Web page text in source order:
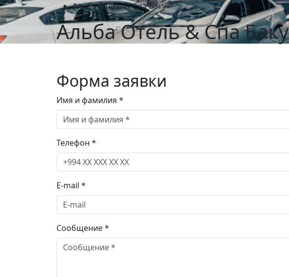
Альба Отель & Спа Баку
Альба Отель & Спа Баку
Форма заявки
Имя и фамилия *
Телефон *
E-mail *
Сообщение *